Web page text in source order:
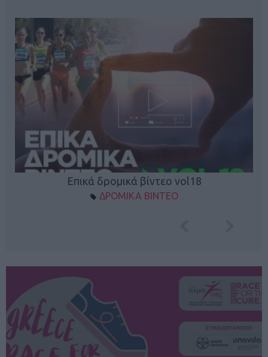
Επικά δρομικά βίντεο vol18
ΔΡΟΜΙΚΑ ΒΙΝΤΕΟ